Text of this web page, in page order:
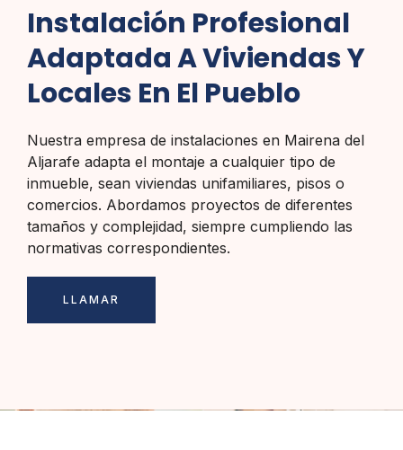
Instalación Profesional
Adaptada A Viviendas Y
Locales En El Pueblo
Nuestra empresa de instalaciones en Mairena del
Aljarafe adapta el montaje a cualquier tipo de
inmueble, sean viviendas unifamiliares, pisos o
comercios. Abordamos proyectos de diferentes
tamaños y complejidad, siempre cumpliendo las
normativas correspondientes.
LLAMAR